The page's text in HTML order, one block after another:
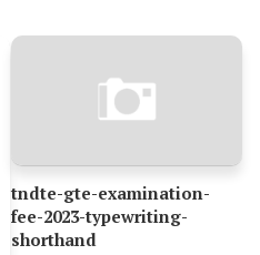
tndte-gte-examination-
fee-2023-typewriting-
shorthand